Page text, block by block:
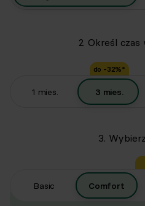
2. Określ czas
1 mies. 3 mies.
do -32%*
3.
Basic Comfort